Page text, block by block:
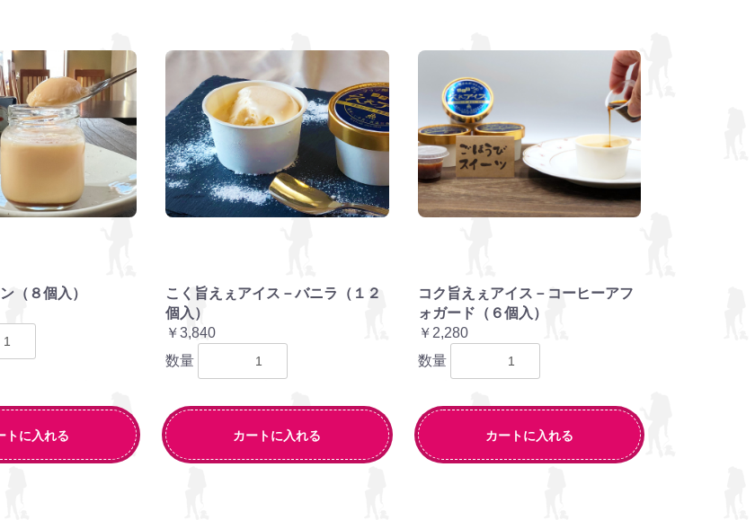
（８個入）
トに入れる
こく旨えぇアイス－バニラ（１２
個入）
￥3,840
数量
カートに入れる
コク旨えぇアイス－コーヒーアフ
ォガード（６個入）
￥2,280
数量
カートに入れる